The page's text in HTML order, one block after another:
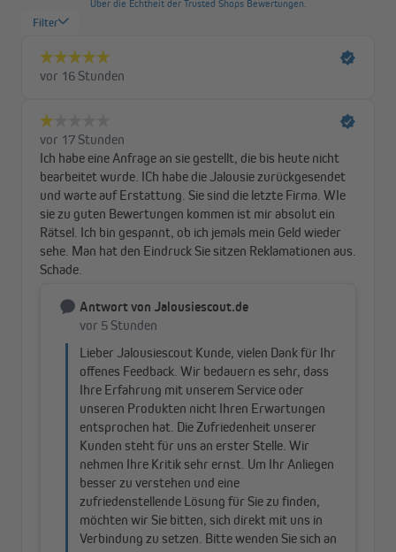
warten musst.
Rollo im Detail